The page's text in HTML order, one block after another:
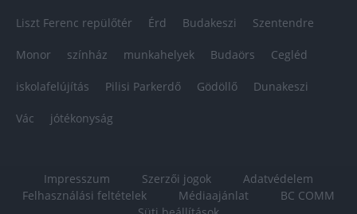
Liszt Ferenc repülőtér Érd Budakeszi Szentendre
Monor színház munkahelyek Budaörs Cegléd
iskolafelújítás Pilisi Parkerdő Gödöllő Dunakeszi
Vác jótékonyság
Impresszum Szerzői jogok
Adatvédelem
Felhasználási feltételek
Médiaajánlat
BC COMM